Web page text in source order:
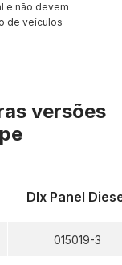
e não devem
de veículos
versões
Dlx Panel
015019-3